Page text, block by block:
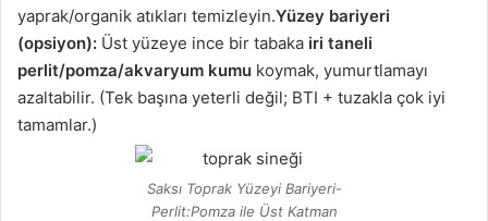
yaprak/organik atıkları temizleyin.Yüzey bariyeri
(opsiyon): Üst yüzeye ince bir tabaka iri taneli
perlit/pomza/akvaryum kumu koymak, yumurtlamayı
azaltabilir. (Tek başına yeterli değil; BTI + tuzakla çok iyi
tamamlar.)
Saksı Toprak Yüzeyi Bariyeri-
Perlit:Pomza ile Üst Katman